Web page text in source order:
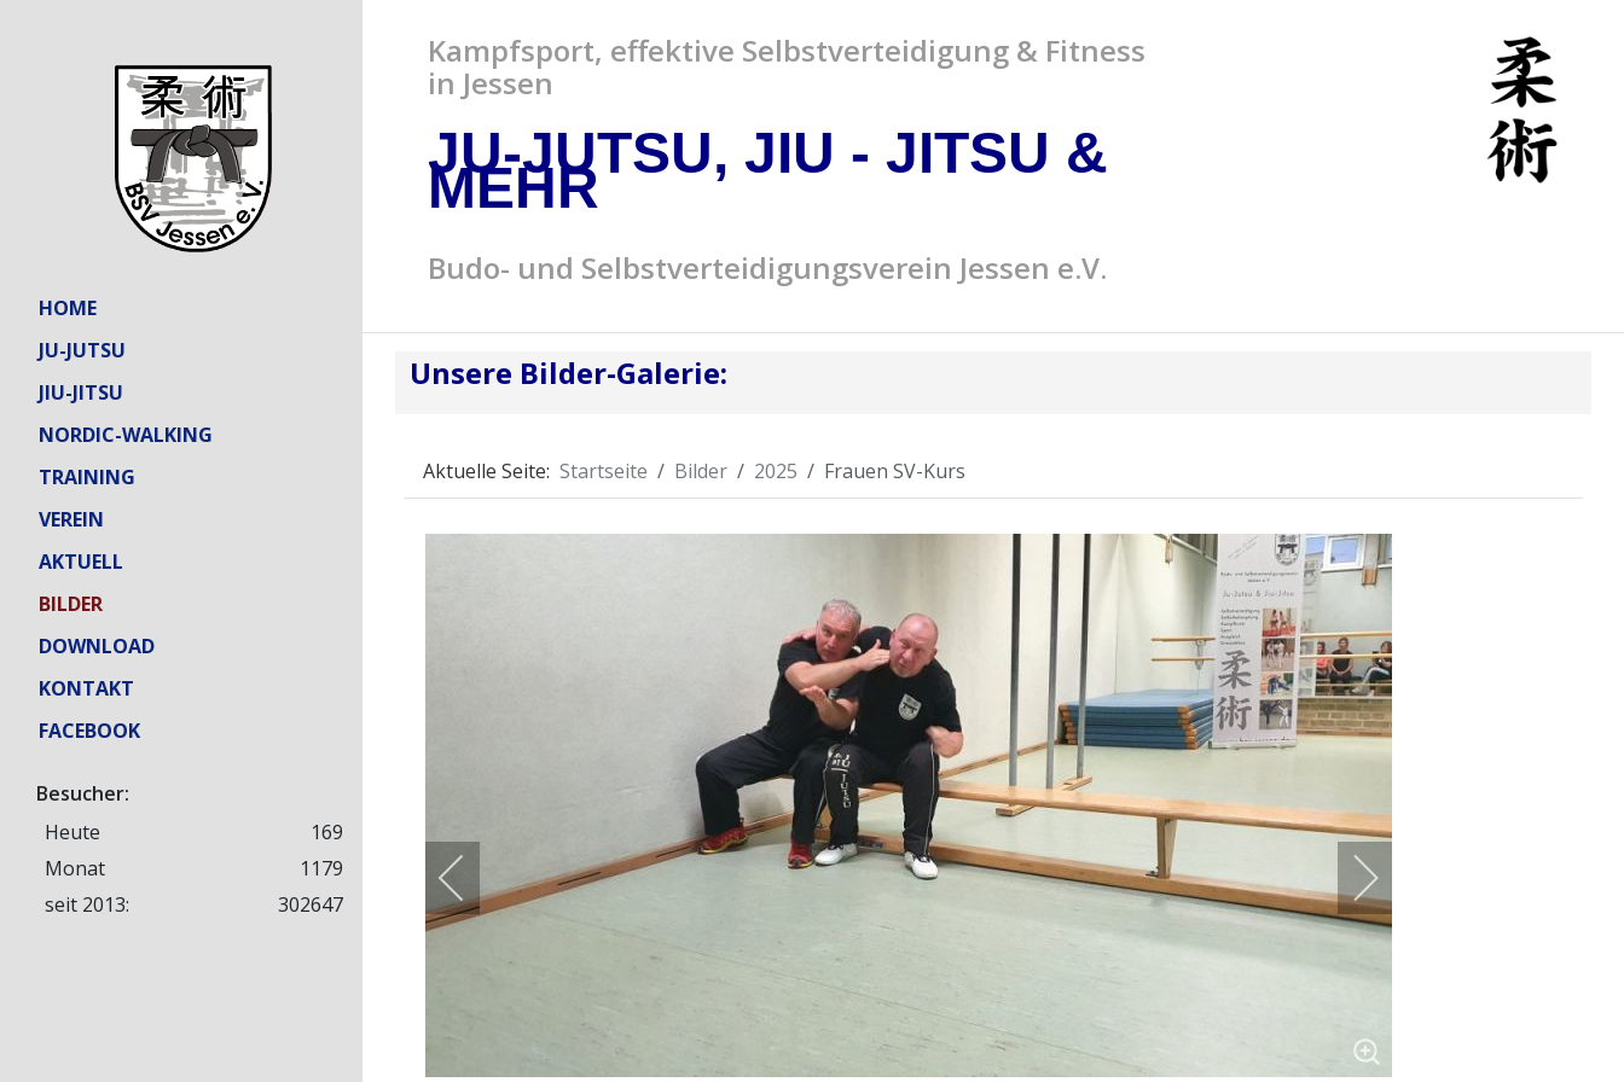
HOME
JU-JUTSU
JIU-JITSU
NORDIC-WALKING
TRAINING
VEREIN
AKTUELL
BILDER
DOWNLOAD
KONTAKT
FACEBOOK
Besucher:
Heute
169
Monat
1179
seit 2013:
302647
Kampfsport, effektive Selbstverteidigung & Fitness
in Jessen
JU-JUTSU, JIU - JITSU &
MEHR
Budo- und Selbstverteidigungsverein Jessen e.V.
Unsere Bilder-Galerie:
Aktuelle Seite: Startseite Bilder 2025 Frauen SV-Kurs